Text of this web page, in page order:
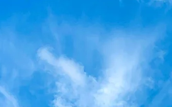
ump Health
Sports
in J
to Empower